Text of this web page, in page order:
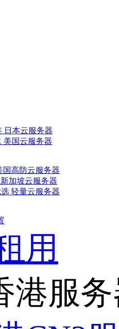
日本云服务器
美国云服务器
国高防云服务器
新加坡云服务器
轻量云服务器
用
港服